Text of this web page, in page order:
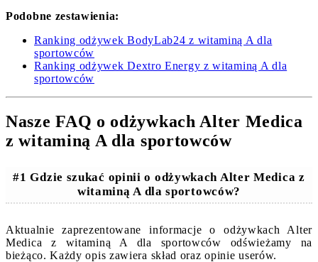
Podobne zestawienia:
Ranking odżywek BodyLab24 z witaminą A dla
sportowców
Ranking odżywek Dextro Energy z witaminą A dla
sportowców
Nasze FAQ o odżywkach Alter Medica
z witaminą A dla sportowców
#1 Gdzie szukać opinii o odżywkach Alter Medica z
witaminą A dla sportowców?
Aktualnie zaprezentowane informacje o odżywkach Alter
Medica z witaminą A dla sportowców odświeżamy na
bieżąco. Każdy opis zawiera skład oraz opinie userów.